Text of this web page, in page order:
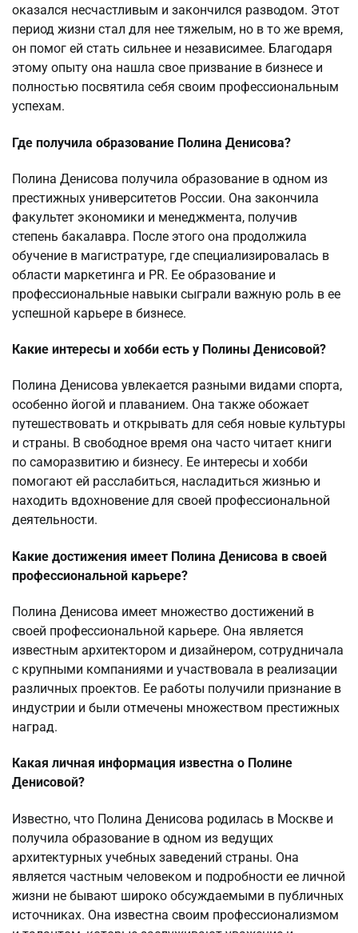
оказался несчастливым и закончился разводом. Этот
период жизни стал для нее тяжелым, но в то же время,
он помог ей стать сильнее и независимее. Благодаря
этому опыту она нашла свое призвание в бизнесе и
полностью посвятила себя своим профессиональным
успехам.
Где получила образование Полина Денисова?
Полина Денисова получила образование в одном из
престижных университетов России. Она закончила
факультет экономики и менеджмента, получив
степень бакалавра. После этого она продолжила
обучение в магистратуре, где специализировалась в
области маркетинга и PR. Ее образование и
профессиональные навыки сыграли важную роль в ее
успешной карьере в бизнесе.
Какие интересы и хобби есть у Полины Денисовой?
Полина Денисова увлекается разными видами спорта,
особенно йогой и плаванием. Она также обожает
путешествовать и открывать для себя новые культуры
и страны. В свободное время она часто читает книги
по саморазвитию и бизнесу. Ее интересы и хобби
помогают ей расслабиться, насладиться жизнью и
находить вдохновение для своей профессиональной
деятельности.
Какие достижения имеет Полина Денисова в своей
профессиональной карьере?
Полина Денисова имеет множество достижений в
своей профессиональной карьере. Она является
известным архитектором и дизайнером, сотрудничала
с крупными компаниями и участвовала в реализации
различных проектов. Ее работы получили признание в
индустрии и были отмечены множеством престижных
наград.
Какая личная информация известна о Полине
Денисовой?
Известно, что Полина Денисова родилась в Москве и
получила образование в одном из ведущих
архитектурных учебных заведений страны. Она
является частным человеком и подробности ее личной
жизни не бывают широко обсуждаемыми в публичных
источниках. Она известна своим профессионализмом